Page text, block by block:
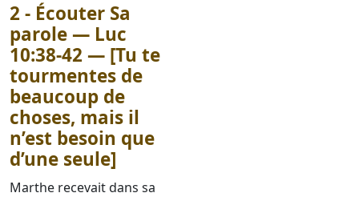
2 - Écouter Sa
parole — Luc
10:38-42 — [Tu te
tourmentes de
beaucoup de
choses, mais il
n’est besoin que
d’une seule]
Marthe recevait dans sa